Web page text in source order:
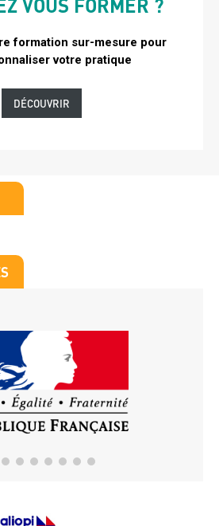
2
Sous
titre
bis
formation sur-mesure pour
votre pratique
Lien
bis
DÉCOUVRIR